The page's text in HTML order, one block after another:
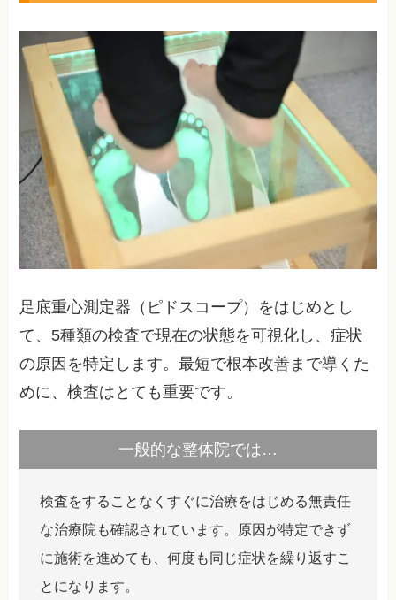
足底重心測定器（ピドスコープ）をはじめとし
て、5種類の検査で現在の状態を可視化し、症状
の原因を特定します。最短で根本改善まで導くた
めに、検査はとても重要です。
一般的な整体院では…
検査をすることなくすぐに治療をはじめる無責任
な治療院も確認されています。原因が特定できず
に施術を進めても、何度も同じ症状を繰り返すこ
とになります。